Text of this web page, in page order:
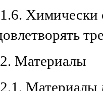
Химически
Материалы
Материалы